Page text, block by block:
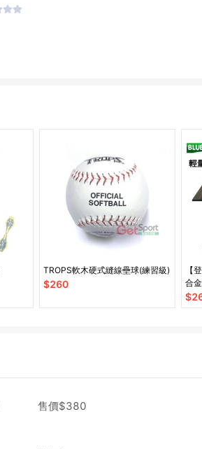
TROPS軟木硬式縫線壘球(練習級)
$260
【
合
$
售價$380